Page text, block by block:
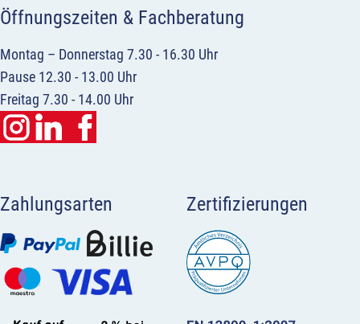
Öffnungszeiten & Fachberatung
Montag – Donnerstag 7.30 - 16.30 Uhr
Pause 12.30 - 13.00 Uhr
Freitag 7.30 - 14.00 Uhr
Zahlungsarten Zertifizierungen